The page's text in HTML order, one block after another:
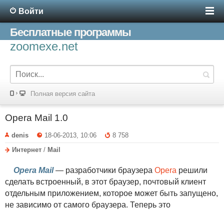
Войти
Бесплатные программы
zoomexe.net
Полная версия сайта
Opera Mail 1.0
denis 18-06-2013, 10:06
8 758
Интернет / Mail
Opera Mail— разработчики браузера Opera решили
сделать встроенный, в этот браузер, почтовый клиент
отдельным приложением, которое может быть запущено,
не зависимо от самого браузера. Теперь это